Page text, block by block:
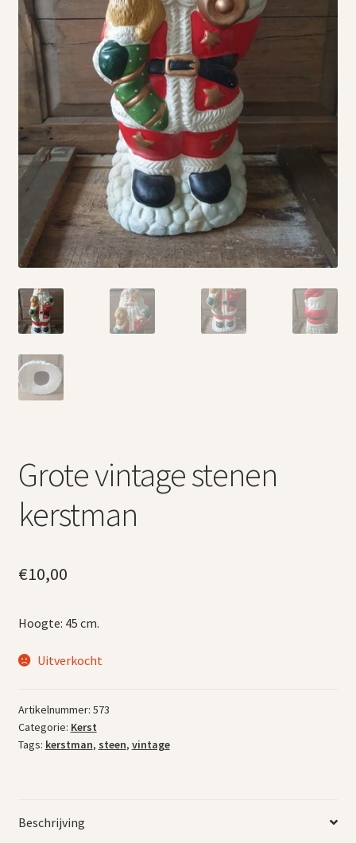
Vintage boeken en strips
Kerst
Grote vintage stenen
kerstman
€10,00
Hoogte: 45 cm.
Uitverkocht
Artikelnummer: 573
Categorie: Kerst
Tags: kerstman, steen, vintage
Beschrijving